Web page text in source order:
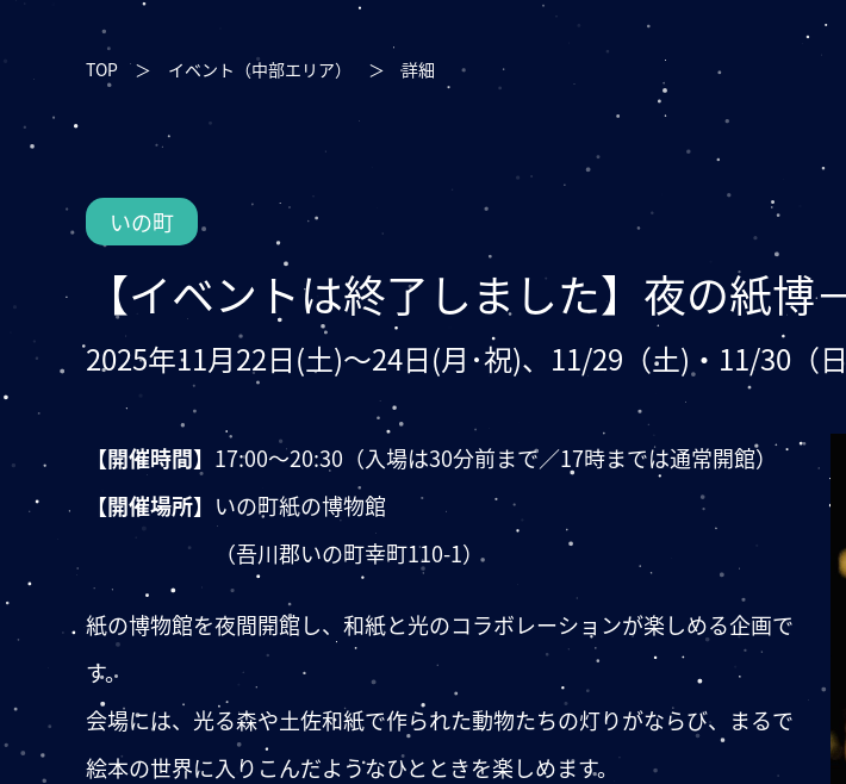
TOP ＞ イベント（中部エリア） ＞詳細
いの町
【イベントは終了しました】夜の紙
2025年11月22日(土)〜24日(月･祝)、11/29（土)・11/30（日
【開催時間】 17:00〜20:30（入場は30分前まで／17時までは通常開館）
【開催場所】 いの町紙の博物館
（吾川郡いの町幸町110-1）
紙の博物館を夜間開館し、和紙と光のコラボレーションが楽しめる企画で
す。
会場には、光る森や土佐和紙で作られた動物たちの灯りがならび、まるで
絵本の世界に入りこんだようなひとときを楽しめます。